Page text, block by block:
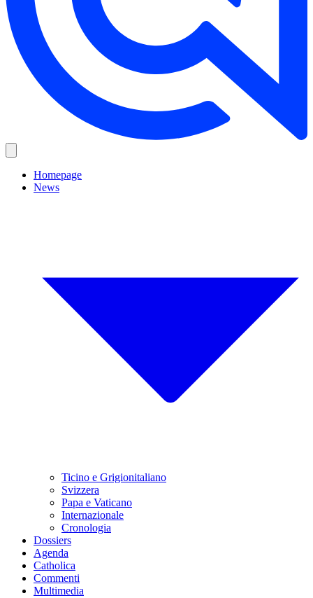
Homepage
News
Ticino e Grigionitaliano
Svizzera
Papa e Vaticano
Internazionale
Cronologia
Dossiers
Agenda
Catholica
Commenti
Multimedia